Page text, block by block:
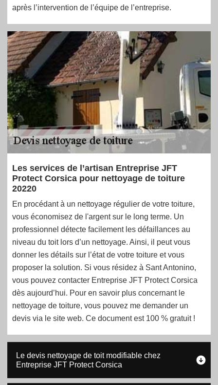
après l’intervention de l’équipe de l’entreprise.
Les services de l’artisan Entreprise JFT
Protect Corsica pour nettoyage de toiture
20220
En procédant à un nettoyage régulier de votre toiture,
vous économisez de l'argent sur le long terme. Un
professionnel détecte facilement les défaillances au
niveau du toit lors d’un nettoyage. Ainsi, il peut vous
donner les détails sur l’état de votre toiture et vous
proposer la solution. Si vous résidez à Sant Antonino,
vous pouvez contacter Entreprise JFT Protect Corsica
dès aujourd’hui. Pour en savoir plus concernant le
nettoyage de toiture, vous pouvez me demander un
devis via le site web. Ce document est 100 % gratuit !
Le devis nettoyage de toit modifiable chez
Entreprise JFT Protect Corsica